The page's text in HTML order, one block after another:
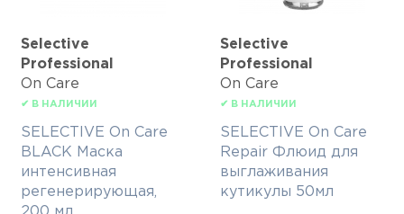
Selective
Professional
On Care
✔ В НАЛИЧИИ
SELECTIVE On Care
BLACK Маска
интенсивная
регенерирующая,
Selective
Professional
On Care
✔ В НАЛИЧИИ
SELECTIVE On Care
Repair Флюид для
выглаживания
кутикулы 50мл